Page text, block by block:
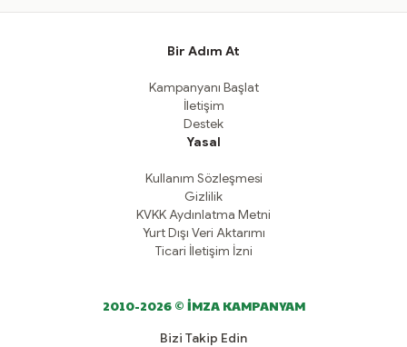
Bir Adım At
Kampanyanı Başlat
İletişim
Destek
Yasal
Kullanım Sözleşmesi
Gizlilik
KVKK Aydınlatma Metni
Yurt Dışı Veri Aktarımı
Ticari İletişim İzni
2010-2026 © İMZA KAMPANYAM
Bizi Takip Edin